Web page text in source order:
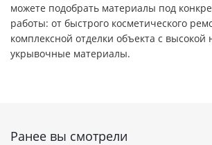
можете подобрать материалы под
работы: от быстрого косметического
комплексной отделки объекта с высокой
укрывочные материалы.
Ранее вы смотрели